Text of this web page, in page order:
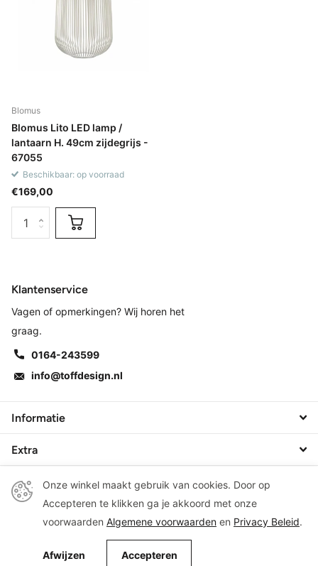
Blomus
Blomus Lito LED lamp /
lantaarn H. 49cm zijdegrijs -
67055
Beschikbaar: op voorraad
€169,00
Klantenservice
Vagen of opmerkingen? Wij horen het
graag.
0164-243599
info@toffdesign.nl
Informatie
Extra
©2026Toff Design, living & gifts
Onze winkel maakt gebruik van cookies. Door op
Accepteren te klikken ga je akkoord met onze
voorwaarden Algemene voorwaarden en Privacy Beleid.
Afwijzen Accepteren